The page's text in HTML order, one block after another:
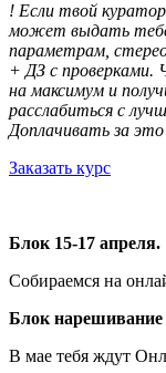
! Если твой
может выдать
параметрам,
+ ДЗ с
на максимум и
расслабиться с
Доплачивать за
Заказать курс
Блок 15-17 апреля.
Собираемся на
Блок нарешивание
В мае тебя ждут